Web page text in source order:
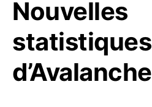
Nouvelles
statistiques
d’Avalanche